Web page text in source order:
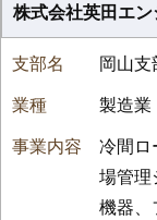
株式会社英田エ
岡山支
製造業
冷間ロ
場管理
機器、